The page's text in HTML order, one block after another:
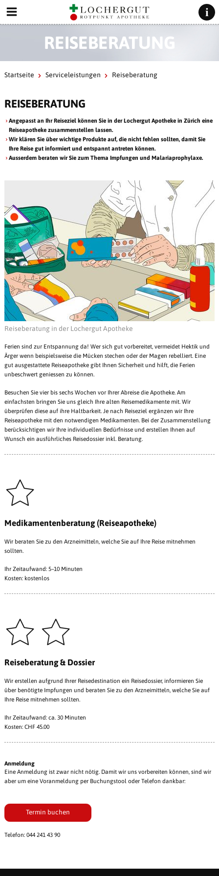
REISEBERATUNG
Startseite Serviceleistungen Reiseberatung
REISEBERATUNG
Angepasst an Ihr Reiseziel können Sie in der Lochergut Apotheke in Zürich eine
Reiseapotheke zusammenstellen lassen.
Wir klären Sie über wichtige Produkte auf, die nicht fehlen sollten, damit Sie
Ihre Reise gut informiert und entspannt antreten können.
Ausserdem beraten wir Sie zum Thema Impfungen und Malariaprophylaxe.
Reiseberatung in der Lochergut Apotheke
Ferien sind zur Entspannung da! Wer sich gut vorbereitet, vermeidet Hektik und
Ärger wenn beispielsweise die Mücken stechen oder der Magen rebelliert. Eine
gut ausgestattete Reiseapotheke gibt Ihnen Sicherheit und hilft, die Ferien
unbeschwert geniessen zu können.
Besuchen Sie vier bis sechs Wochen vor Ihrer Abreise die Apotheke. Am
einfachsten bringen Sie uns gleich Ihre alten Reisemedikamente mit. Wir
überprüfen diese auf ihre Haltbarkeit. Je nach Reiseziel ergänzen wir Ihre
Reiseapotheke mit den notwendigen Medikamenten. Bei der Zusammenstellung
berücksichtigen wir Ihre individuellen Bedürfnisse und erstellen Ihnen auf
Wunsch ein ausführliches Reisedossier inkl. Beratung.
Medikamentenberatung (Reiseapotheke)
Wir beraten Sie zu den Arzneimitteln, welche Sie auf Ihre Reise mitnehmen
sollten.
Ihr Zeitaufwand: 5–10 Minuten
Kosten: kostenlos
Reiseberatung & Dossier
Wir erstellen aufgrund Ihrer Reisedestination ein Reisedossier, informieren Sie
über benötigte Impfungen und beraten Sie zu den Arzneimitteln, welche Sie auf
Ihre Reise mitnehmen sollten.
Ihr Zeitaufwand: ca. 30 Minuten
Kosten: CHF 45.00
Anmeldung
Eine Anmeldung ist zwar nicht nötig. Damit wir uns vorbereiten können, sind wir
aber um eine Voranmeldung per Buchungstool oder Telefon dankbar:
Termin buchen
Telefon: 044 241 43 90